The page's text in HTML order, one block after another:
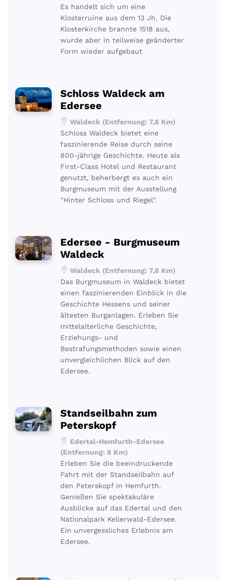
Es handelt sich um eine
Klosterruine aus dem 13 Jh. Die
Klosterkirche brannte 1518 aus,
wurde aber in teilweise geänderter
Form wieder aufgebaut
Schloss Waldeck am
Edersee
Waldeck (Entfernung: 7,8 Km)
Schloss Waldeck bietet eine
faszinierende Reise durch seine
800-jährige Geschichte. Heute als
First-Class Hotel und Restaurant
genutzt, beherbergt es auch ein
Burgmuseum mit der Ausstellung
"Hinter Schloss und Riegel".
Edersee - Burgmuseum
Waldeck
Waldeck (Entfernung: 7,8 Km)
Das Burgmuseum in Waldeck bietet
einen faszinierenden Einblick in die
Geschichte Hessens und seiner
ältesten Burganlagen. Erleben Sie
mittelalterliche Geschichte,
Erziehungs- und
Bestrafungsmethoden sowie einen
unvergleichlichen Blick auf den
Edersee.
Standseilbahn zum
Peterskopf
Edertal-Hemfurth-Edersee
(Entfernung: 8 Km)
Erleben Sie die beeindruckende
Fahrt mit der Standseilbahn auf
den Peterskopf in Hemfurth.
Genießen Sie spektakuläre
Ausblicke auf das Edertal und den
Nationalpark Kellerwald-Edersee.
Ein unvergessliches Erlebnis am
Edersee.